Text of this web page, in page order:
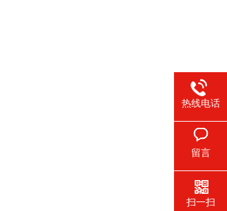
热线电话
留言
扫一扫